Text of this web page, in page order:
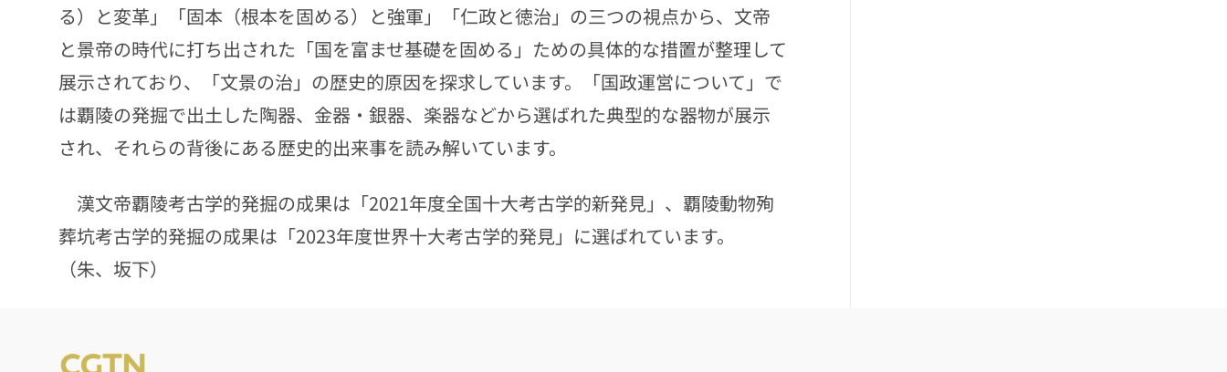
る）と変革」「固本（根本を固める）と強軍」「仁政と徳治」の三つの視点から、文帝
と景帝の時代に打ち出された「国を富ませ基礎を固める」ための具体的な措置が整理して
展示されており、「文景の治」の歴史的原因を探求しています。「国政運営について」で
は覇陵の発掘で出土した陶器、金器・銀器、楽器などから選ばれた典型的な器物が展示
され、それらの背後にある歴史的出来事を読み解いています。
漢文帝覇陵考古学的発掘の成果は「2021年度全国十大考古学的新発見」、覇陵動物殉
葬坑考古学的発掘の成果は「2023年度世界十大考古学的発見」に選ばれています。
（朱、坂下）